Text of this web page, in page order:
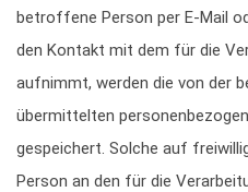
betroffene Person per E-Mail
den Kontakt mit dem für die
aufnimmt, werden die von der
übermittelten
gespeichert. Solche auf
Person an den für die